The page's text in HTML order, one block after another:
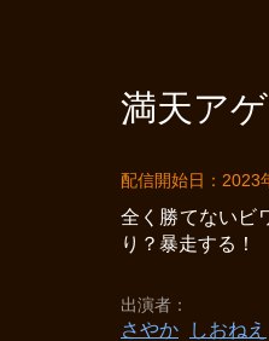
満天ア
配信開始日：2023
全く勝てないビ
り？暴走する！
出演者
さやか しおねえ